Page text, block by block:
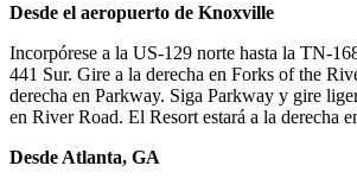
Desde el aeropuerto de Knoxville
Incorpórese a la US-129 norte hasta la TN-
441 Sur. Gire a la derecha en Forks of the
derecha en Parkway. Siga Parkway y gire
en River Road. El Resort estará a la derecha
Desde Atlanta, GA